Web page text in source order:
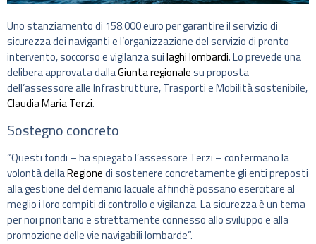
Uno stanziamento di 158.000 euro per garantire il servizio di
sicurezza dei naviganti e l’organizzazione del servizio di pronto
intervento, soccorso e vigilanza suilaghi lombardi. Lo prevede una
delibera approvata dallaGiunta regionalesu proposta
dell’assessore alle Infrastrutture, Trasporti e Mobilità sostenibile,
Claudia Maria Terzi.
Sostegno concreto
“Questi fondi – ha spiegato l’assessore Terzi – confermano la
volontà dellaRegionedi sostenere concretamente gli enti preposti
alla gestione del demanio lacuale affinchè possano esercitare al
meglio i loro compiti di controllo e vigilanza. La sicurezza è un tema
per noi prioritario e strettamente connesso allo sviluppo e alla
promozione delle vie navigabili lombarde”.